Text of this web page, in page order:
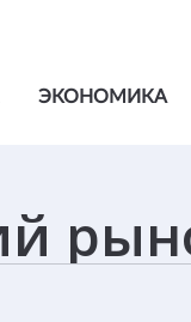
ЭКОНОМИКА